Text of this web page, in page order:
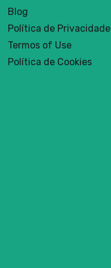
Blog
Política de Privacidade
Termos of Use
Política de Cookies